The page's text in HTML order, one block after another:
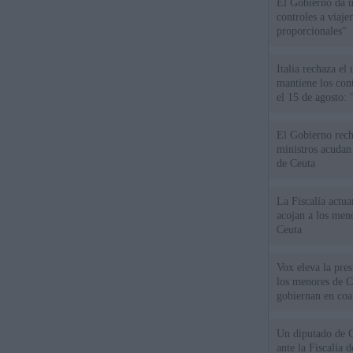
El Gobierno da
controles a
proporcionales"
Italia rechaza
mantiene los
el 15 de agosto:
El Gobierno
ministros
de Ceuta
La Fiscalía
acojan a los
Ceuta
Vox eleva la
los menores de
gobiernan en
Un diputado de
ante la Fiscalía